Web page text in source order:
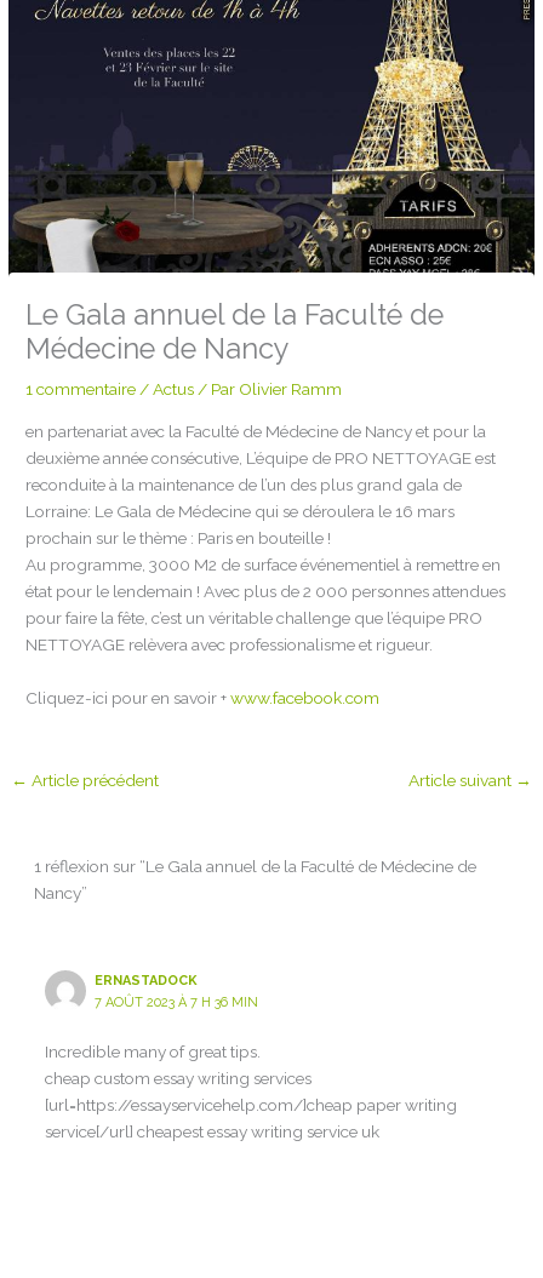
Le Gala annuel de la Faculté de
Médecine de Nancy
1 commentaire /Actus / Par Olivier Ramm
en partenariat avec la Faculté de Médecine de Nancy et pour la
deuxième année consécutive, L’équipe de PRO NETTOYAGE est
reconduite à la maintenance de l’un des plus grand gala de
Lorraine: Le Gala de Médecine qui se déroulera le 16 mars
prochain sur le thème : Paris en bouteille !
Au programme, 3000 M2 de surface événementiel à remettre en
état pour le lendemain ! Avec plus de 2 000 personnes attendues
pour faire la fête, c’est un véritable challenge que l’équipe PRO
NETTOYAGE relèvera avec professionalisme et rigueur.
Cliquez-ici pour en savoir +www.facebook.com
← Article précédent Article suivant →
1 réflexion sur “Le Gala annuel de la Faculté de Médecine de
Nancy”
ERNASTADOCK
7 AOÛT 2023 À 7 H 36 MIN
Incredible many of great tips.
cheap custom essay writing services
[url=https://essayservicehelp.com/]cheap paper writing
service[/url] cheapest essay writing service uk